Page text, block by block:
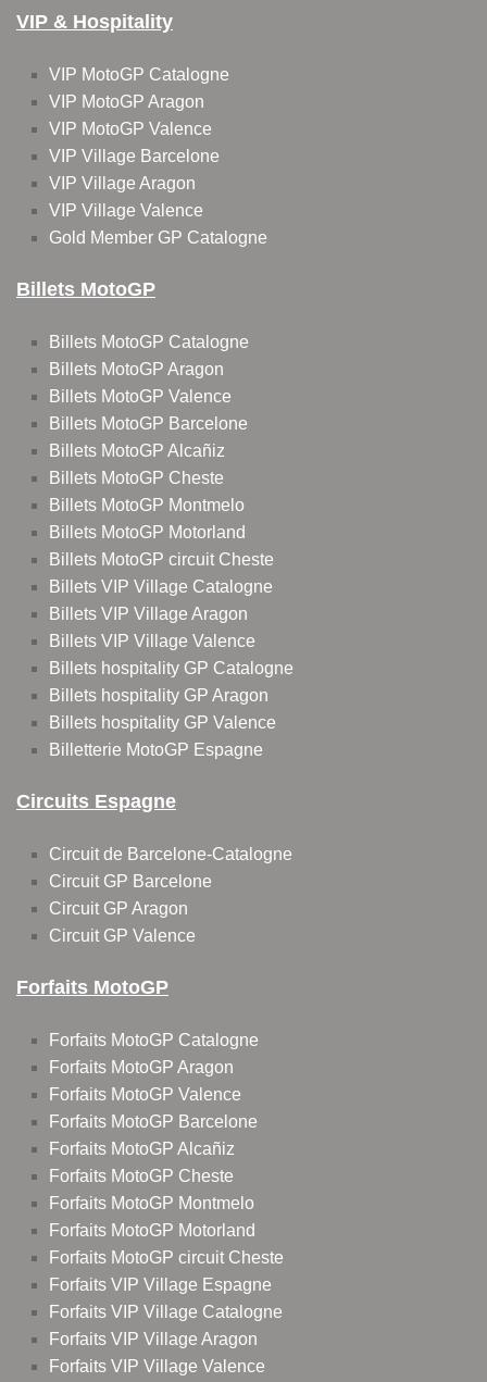
VIP & Hospitality
VIP MotoGP Catalogne
VIP MotoGP Aragon
VIP MotoGP Valence
VIP Village Barcelone
VIP Village Aragon
VIP Village Valence
Gold Member GP Catalogne
Billets MotoGP
Billets MotoGP Catalogne
Billets MotoGP Aragon
Billets MotoGP Valence
Billets MotoGP Barcelone
Billets MotoGP Alcañiz
Billets MotoGP Cheste
Billets MotoGP Montmelo
Billets MotoGP Motorland
Billets MotoGP circuit Cheste
Billets VIP Village Catalogne
Billets VIP Village Aragon
Billets VIP Village Valence
Billets hospitality GP Catalogne
Billets hospitality GP Aragon
Billets hospitality GP Valence
Billetterie MotoGP Espagne
Circuits Espagne
Circuit de Barcelone-Catalogne
Circuit GP Barcelone
Circuit GP Aragon
Circuit GP Valence
Forfaits MotoGP
Forfaits MotoGP Catalogne
Forfaits MotoGP Aragon
Forfaits MotoGP Valence
Forfaits MotoGP Barcelone
Forfaits MotoGP Alcañiz
Forfaits MotoGP Cheste
Forfaits MotoGP Montmelo
Forfaits MotoGP Motorland
Forfaits MotoGP circuit Cheste
Forfaits VIP Village Espagne
Forfaits VIP Village Catalogne
Forfaits VIP Village Aragon
Forfaits VIP Village Valence